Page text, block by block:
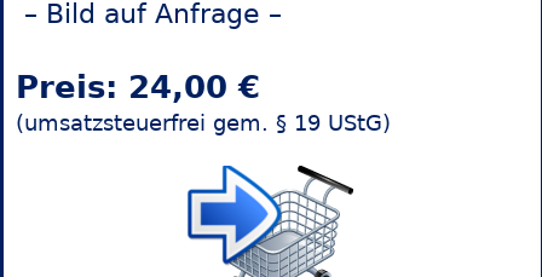
– Bild auf Anfrage –
Preis: 24,00 €
(umsatzsteuerfrei gem. § 19 UStG)